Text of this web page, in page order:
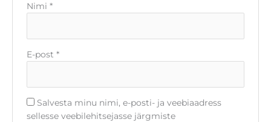
Nimi *
E-post *
Salvesta minu nimi, e-posti- ja veebiaadress
sellesse veebilehitsejasse järgmiste